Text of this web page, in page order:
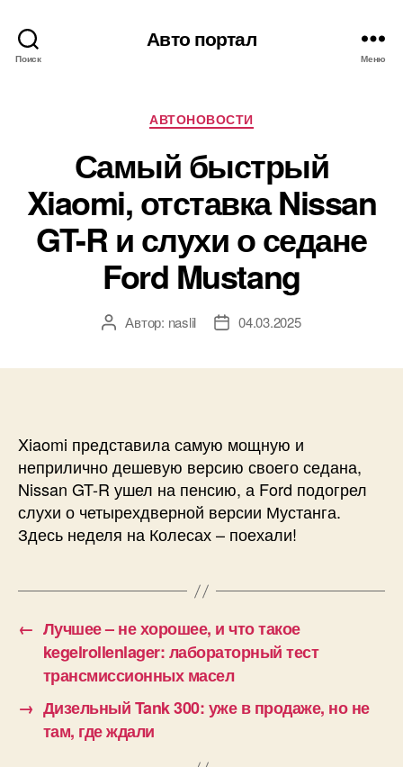
Поиск
Авто портал
Меню
Рубрики
АВТОНОВОСТИ
Самый быстрый
Xiaomi, отставка Nissan
GT-R и слухи о седане
Ford Mustang
АвторАвтор: naslil
Дата04.03.2025
Xiaomi представила самую мощную и
неприлично дешевую версию своего седана,
Nissan GT-R ушел на пенсию, а Ford подогрел
слухи о четырехдверной версии Мустанга.
Здесь неделя на Колесах – поехали!
← Лучшее – не хорошее, и что такое
kegelrollenlager: лабораторный тест
трансмиссионных масел
→ Дизельный Tank 300: уже в продаже, но не
там, где ждали